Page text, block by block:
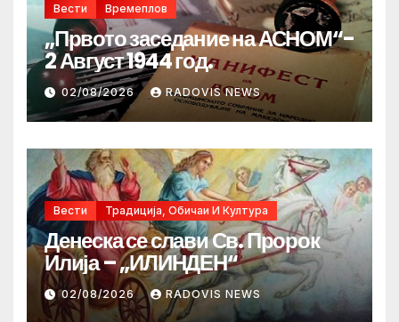
Вести Времеплов
„Првото заседание на АСНОМ“-
2 Август 1944 год.
02/08/2026 RADOVIS NEWS
Вести Традиција, Обичаи И Култура
Денеска се слави Св. Пророк
Илија – „ИЛИНДЕН“
02/08/2026 RADOVIS NEWS